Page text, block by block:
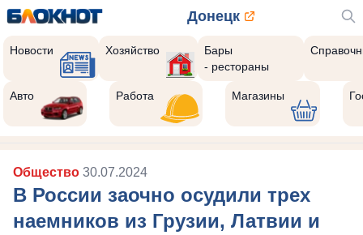
Донецк
Новости Хозяйство
Бары
- рестораны
Авто Работа Магазины
Общество 30.07.2024
В России заочно осудили трех
наемников из Грузии, Латвии и